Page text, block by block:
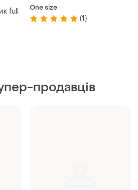
full
One size
(1)
продавців